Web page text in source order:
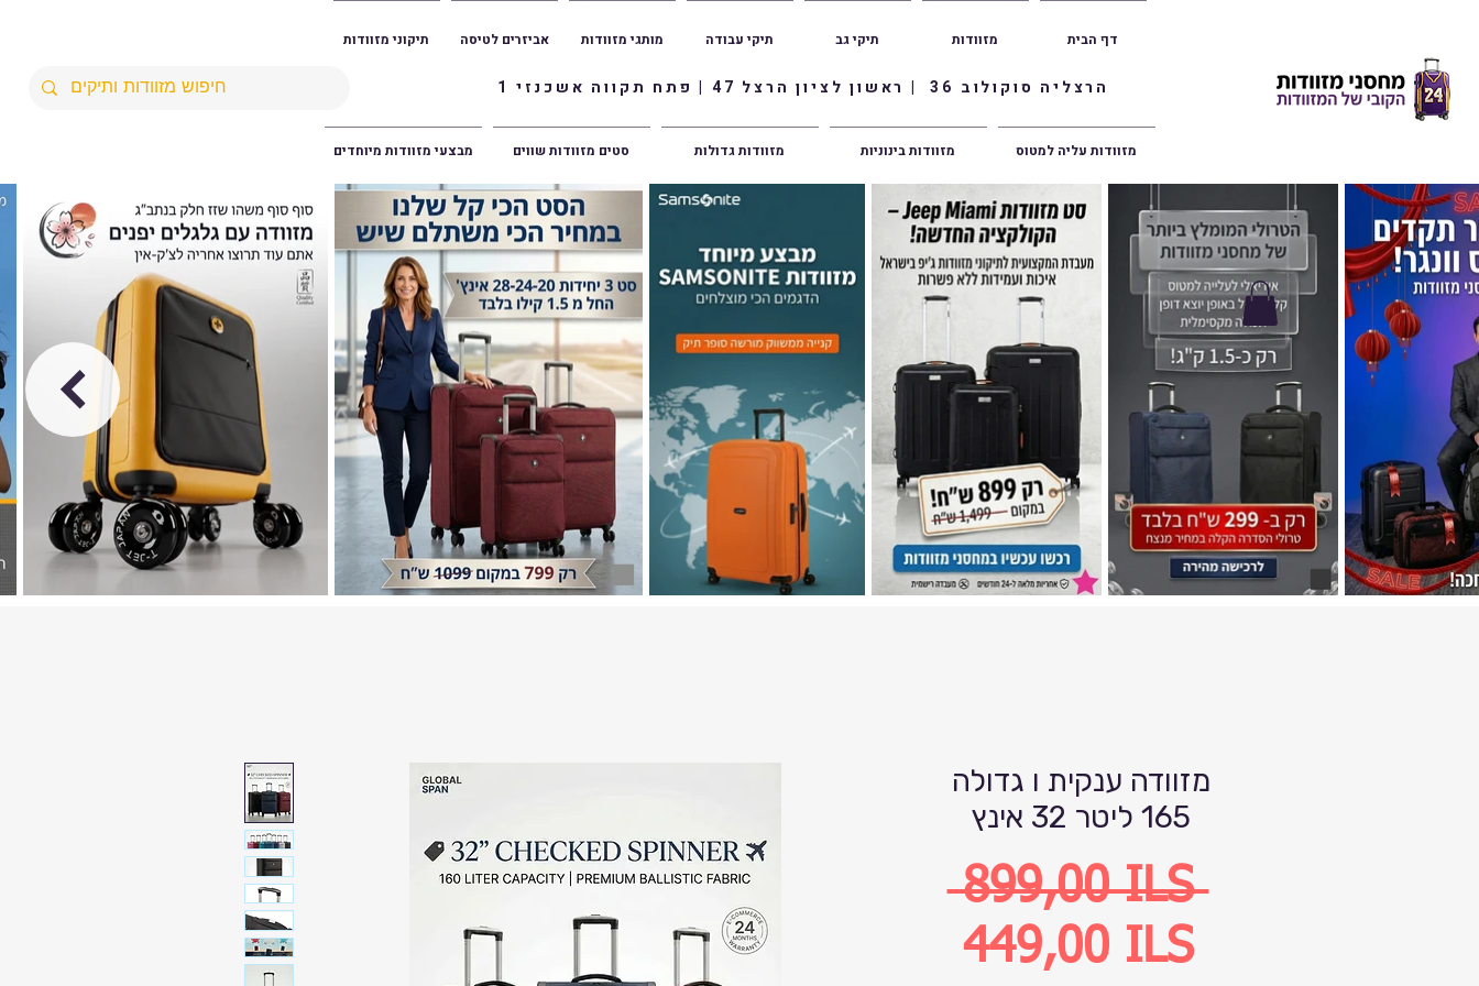
הרצליה סוקולוב 36 | ראשון לציון הרצל 47 | פתח תקווה אשכנזי 1
תיקוני מזוודות אביזרים לטיסה מותגי מזוודות תיקי עבודה תיקי גב מזוודות דף הבית
מבצעי מזוודות מיוחדים סטים מזוודות שווים מזוודות גדולות מזוודות בינוניות מזוודות עליה למטוס
מזוודה ענקית ו גדולה
165 ליטר 32 אינץ
899,00 ILS Precio
449,00 ILSPrecio